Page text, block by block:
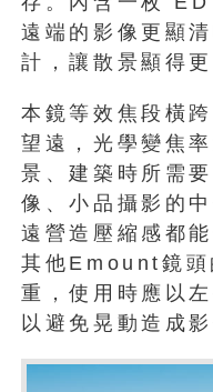
遠端的影像更顯
計，讓散景顯得更
本鏡等效焦段橫
望遠，光學變焦
景、建築時所需
像、小品攝影的
遠營造壓縮感都
其他Emount鏡頭
重，使用時應以
以避免晃動造成